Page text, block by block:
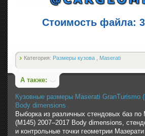
Стоимость файла:
Категория: Размеры кузова , Maserati
А также:
Кузовные размеры Maserati GranTurismo
Body dimensions
Выборка из различных стендовых баз по
(M145) 2007–2017 Body dimensions,
и контрольные точки геометрии